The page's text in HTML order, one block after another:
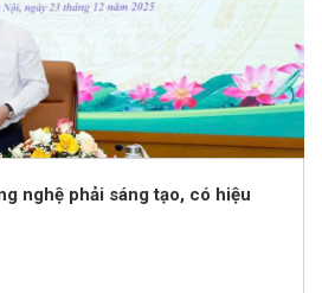
nghệ phải sáng tạo, có hiệu